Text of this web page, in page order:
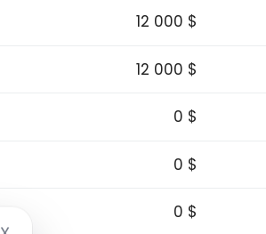
12 000 $
12 000 $
0 $
0 $
0 $